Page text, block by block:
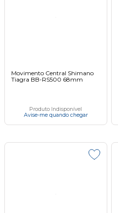
Movimento Central Shimano
Tiagra BB-RS500 68mm
Produto Indisponível
Avise-me quando chegar